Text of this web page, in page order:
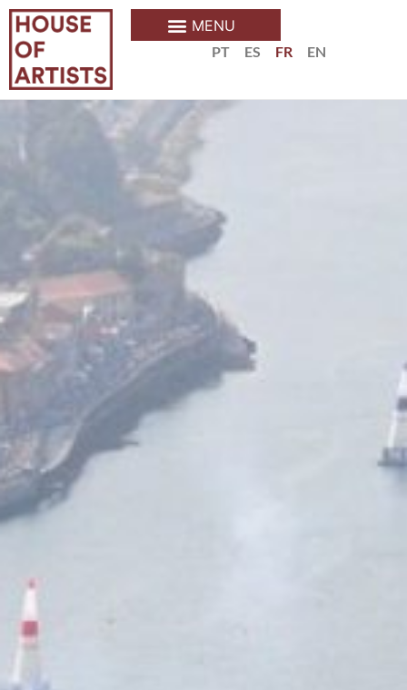
PT ES FR EN